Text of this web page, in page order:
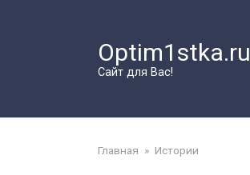
Optim1stka.ru
Сайт для Вас!
Главная » Истории